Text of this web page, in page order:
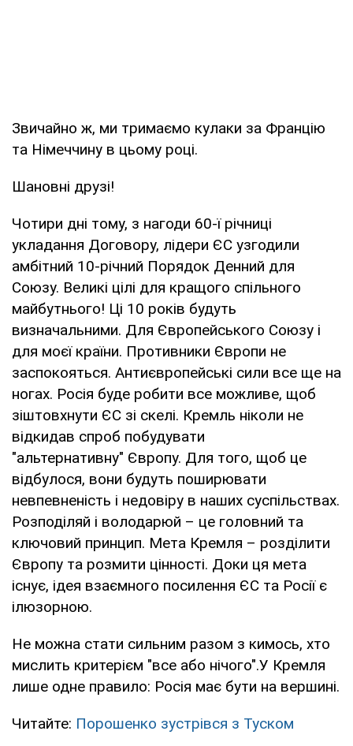
Звичайно ж, ми тримаємо кулаки за Францію
та Німеччину в цьому році.
Шановні друзі!
Чотири дні тому, з нагоди 60-ї річниці
укладання Договору, лідери ЄС узгодили
амбітний 10-річний Порядок Денний для
Союзу. Великі цілі для кращого спільного
майбутнього! Ці 10 років будуть
визначальними. Для Європейського Союзу і
для моєї країни. Противники Європи не
заспокояться. Антиєвропейські сили все ще на
ногах. Росія буде робити все можливе, щоб
зіштовхнути ЄС зі скелі. Кремль ніколи не
відкидав спроб побудувати
"альтернативну" Європу. Для того, щоб це
відбулося, вони будуть поширювати
невпевненість і недовіру в наших суспільствах.
Розподіляй і володарюй – це головний та
ключовий принцип. Мета Кремля – розділити
Європу та розмити цінності. Доки ця мета
існує, ідея взаємного посилення ЄС та Росії є
ілюзорною.
Не можна стати сильним разом з кимось, хто
мислить критерієм "все або нічого".У Кремля
лише одне правило: Росія має бути на вершині.
Читайте: Порошенко зустрівся з Туском